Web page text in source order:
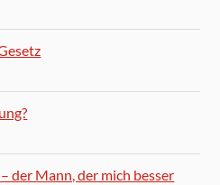
der Mann, der mich besser